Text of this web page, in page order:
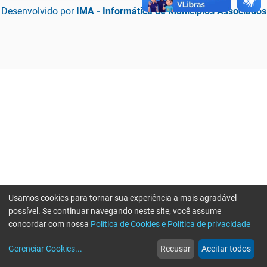
Desenvolvido por IMA - Informática de Municípios Associados
web
Notícias
more_horiz
Mais
Usamos cookies para tornar sua experiência a mais agradável
possível. Se continuar navegando neste site, você assume
concordar com nossa Política de Cookies e Política de privacidade
Gerenciar Cookies... Recusar Aceitar todos
Erro ao enviar informações, por favor tente novamente